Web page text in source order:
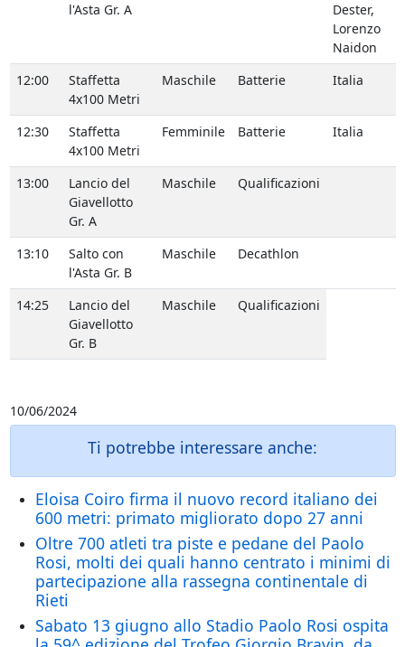
l'Asta Gr. A
Dester,
Lorenzo
Naidon
12:00
Staffetta
4x100 Metri
Maschile Batterie Italia
12:30
Staffetta
4x100 Metri
Femminile Batterie Italia
13:00
Lancio del
Giavellotto
Gr. A
Maschile Qualificazioni
13:10
Salto con
l'Asta Gr. B
Maschile Decathlon
14:25
Lancio del
Giavellotto
Gr. B
Maschile Qualificazioni
10/06/2024
Ti potrebbe interessare anche:
Eloisa Coiro firma il nuovo record italiano dei
600 metri: primato migliorato dopo 27 anni
Oltre 700 atleti tra piste e pedane del Paolo
Rosi, molti dei quali hanno centrato i minimi di
partecipazione alla rassegna continentale di
Rieti
Sabato 13 giugno allo Stadio Paolo Rosi ospita